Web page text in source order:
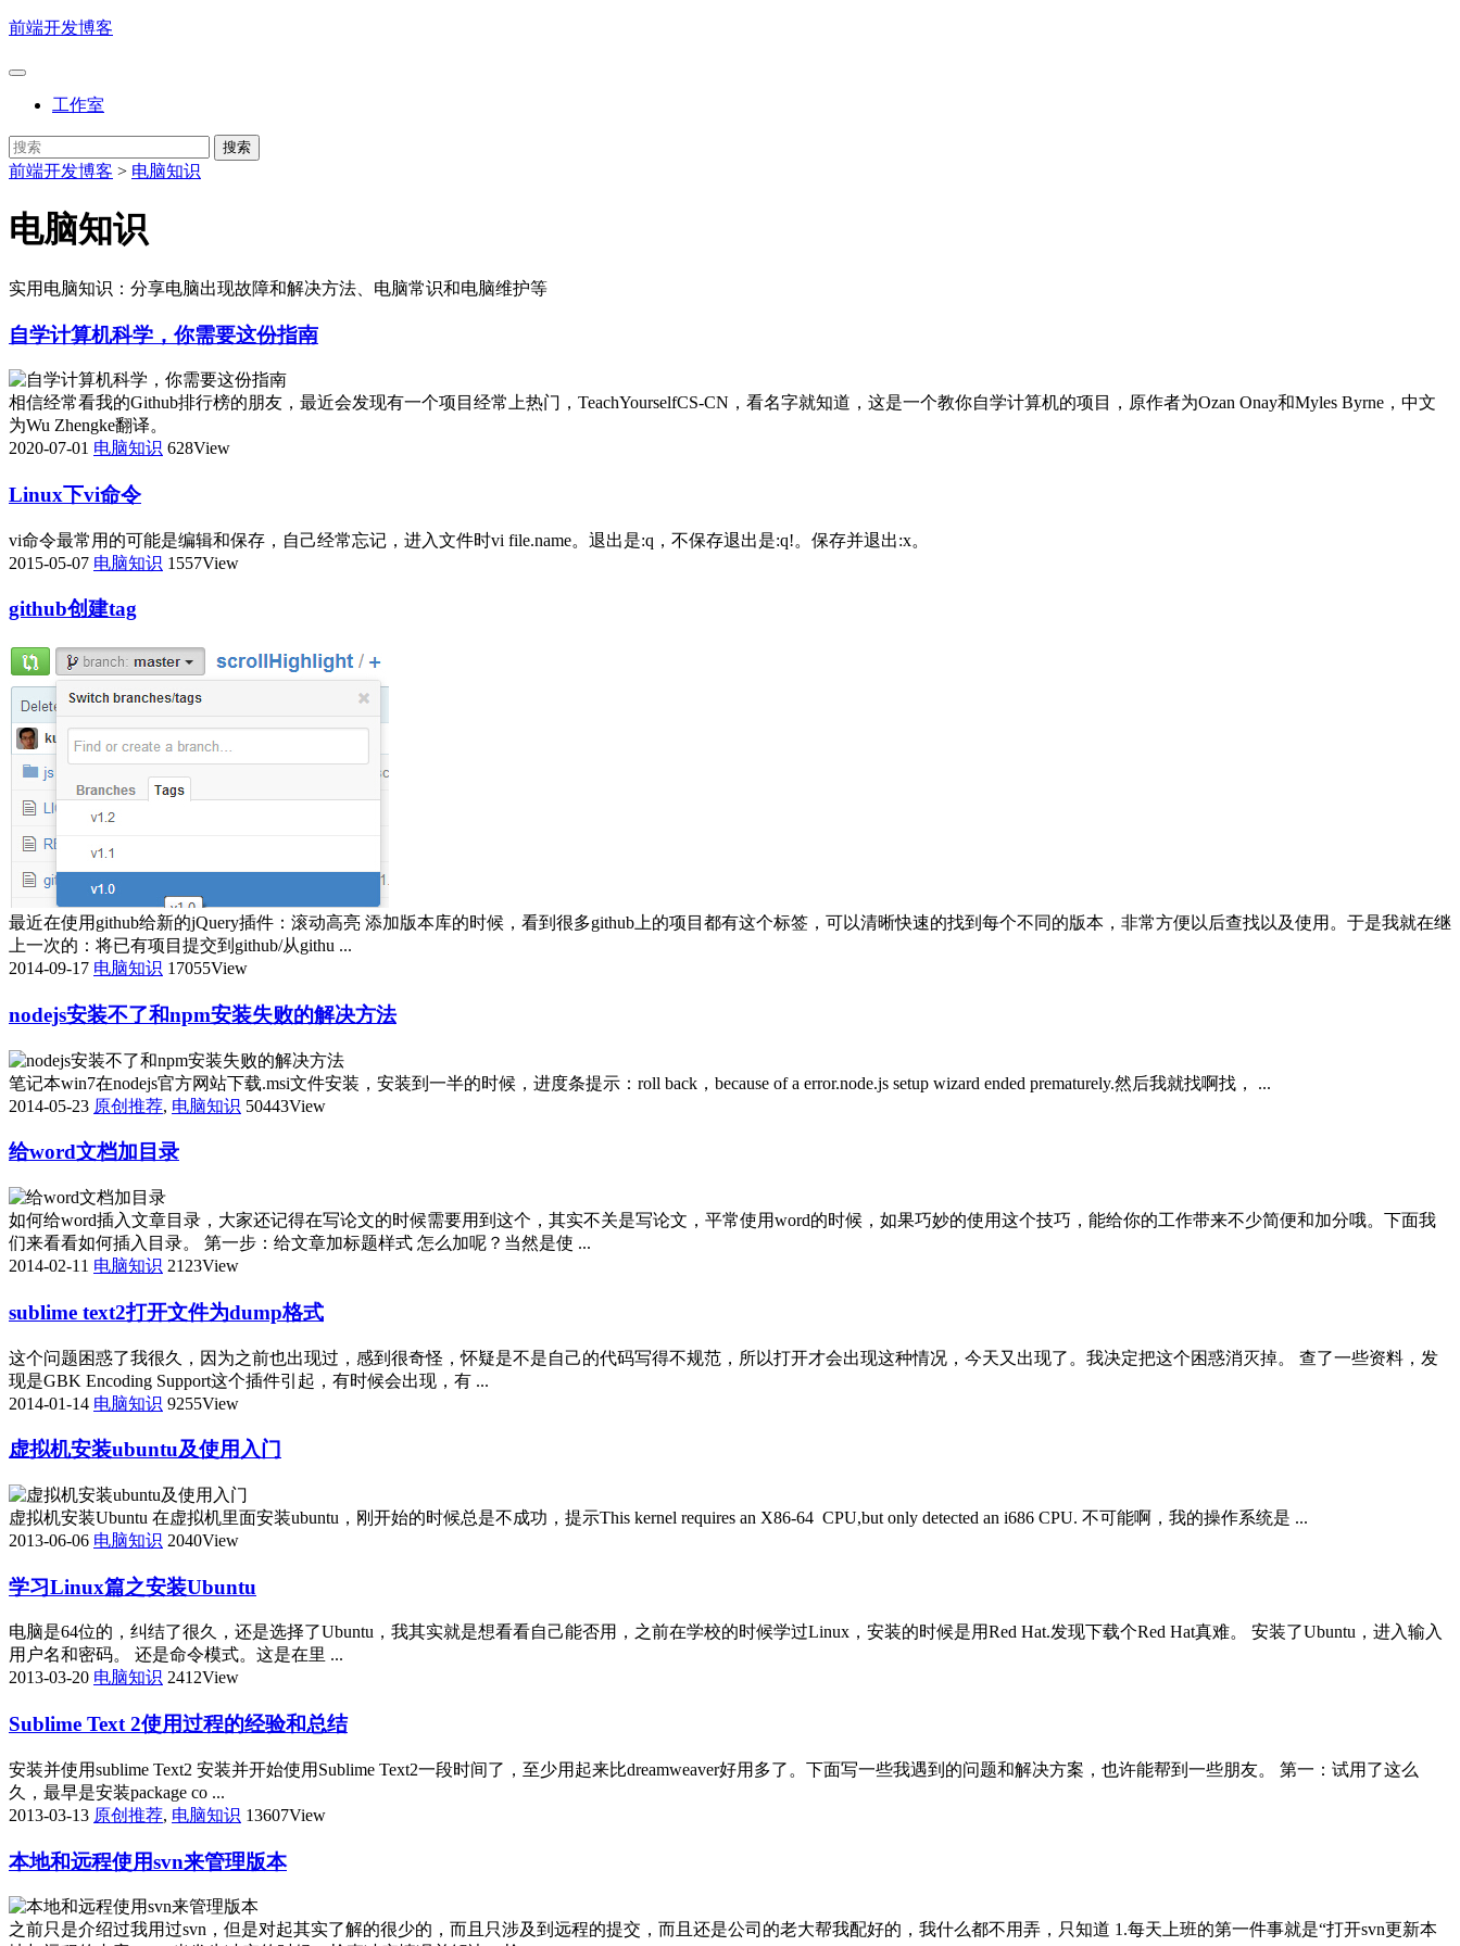
前端开发博客
工作室
前端开发博客 > 电脑知识
电脑知识
实用电脑知识：分享电脑出现故障和解决方法、电脑常识和电脑维护等
自学计算机科学，你需要这份指南
相信经常看我的Github排行榜的朋友，最近会发现有一个项目经常上热门，TeachYourselfCS-CN，看名字就知道，这是一个教你自学计算机的项目，原作者为Ozan Onay和Myles Byrne，中文
为Wu Zhengke翻译。
2020-07-01 电脑知识 628View
Linux下vi命令
vi命令最常用的可能是编辑和保存，自己经常忘记，进入文件时vi file.name。退出是:q，不保存退出是:q!。保存并退出:x。
2015-05-07 电脑知识 1557View
github创建tag
最近在使用github给新的jQuery插件：滚动高亮 添加版本库的时候，看到很多github上的项目都有这个标签，可以清晰快速的找到每个不同的版本，非常方便以后查找以及使用。于是我就在继
上一次的：将已有项目提交到github/从githu ...
2014-09-17 电脑知识 17055View
nodejs安装不了和npm安装失败的解决方法
笔记本win7在nodejs官方网站下载.msi文件安装，安装到一半的时候，进度条提示：roll back，because of a error.node.js setup wizard ended prematurely.然后我就找啊找， ...
2014-05-23 原创推荐, 电脑知识 50443View
给word文档加目录
如何给word插入文章目录，大家还记得在写论文的时候需要用到这个，其实不关是写论文，平常使用word的时候，如果巧妙的使用这个技巧，能给你的工作带来不少简便和加分哦。下面我
们来看看如何插入目录。 第一步：给文章加标题样式 怎么加呢？当然是使 ...
2014-02-11 电脑知识 2123View
sublime text2打开文件为dump格式
这个问题困惑了我很久，因为之前也出现过，感到很奇怪，怀疑是不是自己的代码写得不规范，所以打开才会出现这种情况，今天又出现了。我决定把这个困惑消灭掉。 查了一些资料，发
现是GBK Encoding Support这个插件引起，有时候会出现，有 ...
2014-01-14 电脑知识 9255View
虚拟机安装ubuntu及使用入门
虚拟机安装Ubuntu 在虚拟机里面安装ubuntu，刚开始的时候总是不成功，提示This kernel requires an X86-64 CPU,but only detected an i686 CPU. 不可能啊，我的操作系统是 ...
2013-06-06 电脑知识 2040View
学习Linux篇之安装Ubuntu
电脑是64位的，纠结了很久，还是选择了Ubuntu，我其实就是想看看自己能否用，之前在学校的时候学过Linux，安装的时候是用Red Hat.发现下载个Red Hat真难。 安装了Ubuntu，进入输入
用户名和密码。 还是命令模式。这是在里 ...
2013-03-20 电脑知识 2412View
Sublime Text 2使用过程的经验和总结
安装并使用sublime Text2 安装并开始使用Sublime Text2一段时间了，至少用起来比dreamweaver好用多了。下面写一些我遇到的问题和解决方案，也许能帮到一些朋友。 第一：试用了这么
久，最早是安装package co ...
2013-03-13 原创推荐, 电脑知识 13607View
本地和远程使用svn来管理版本
之前只是介绍过我用过svn，但是对起其实了解的很少的，而且只涉及到远程的提交，而且还是公司的老大帮我配好的，我什么都不用弄，只知道 1.每天上班的第一件事就是“打开svn更新本